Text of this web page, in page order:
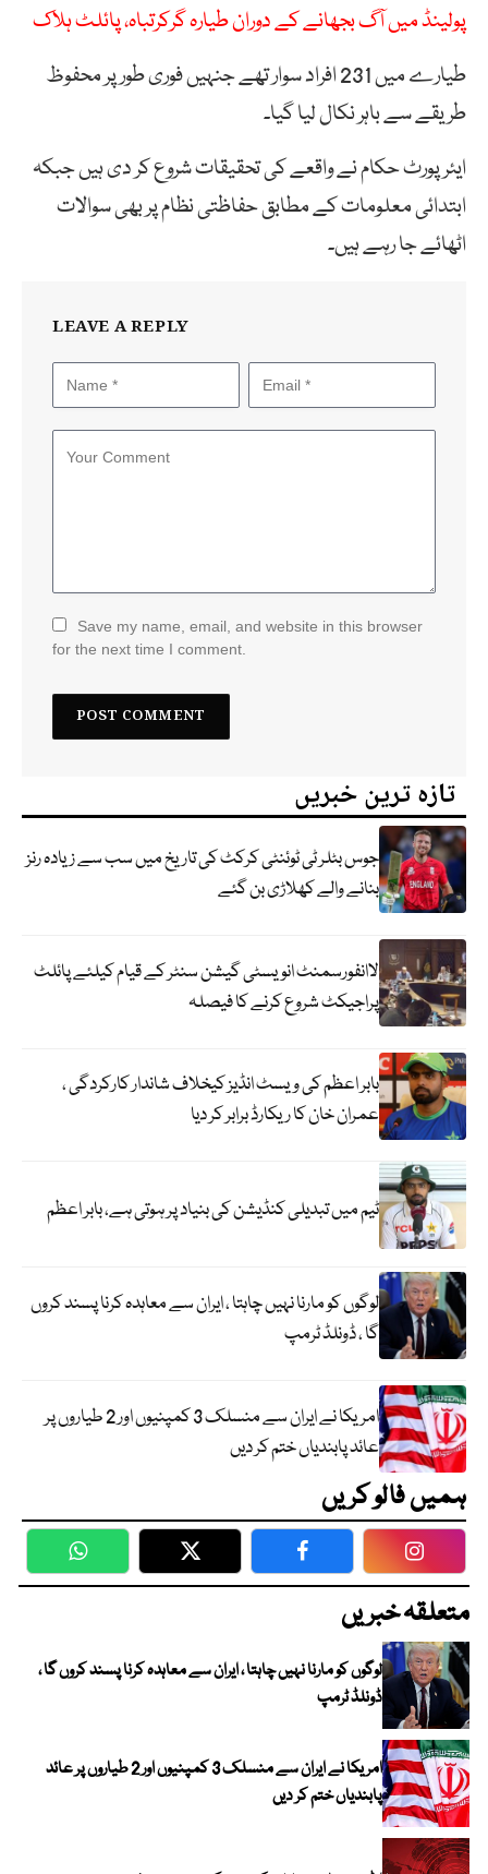
پولینڈ میں آگ بجھانے کے دوران طیارہ گرکرتباہ، پائلٹ ہلاک
طیارے میں 231 افراد سوار تھے جنہیں فوری طور پر محفوظ
طریقے سے باہر نکال لیا گیا۔
ایئرپورٹ حکام نے واقعے کی تحقیقات شروع کر دی ہیں جبکہ
ابتدائی معلومات کے مطابق حفاظتی نظام پر بھی سوالات
اٹھائے جا رہے ہیں۔
LEAVE A REPLY
Save my name, email, and website in this browser
for the next time I comment.
تازہ ترین خبریں
جوس بٹلر ٹی ٹوئنٹی کرکٹ کی تاریخ میں سب سے زیادہ رنز
بنانے والے کھلاڑی بن گئے
لاانفورسمنٹ انویسٹی گیشن سنٹر کے قیام کیلئے پائلٹ
پراجیکٹ شروع کرنے کا فیصلہ
بابر اعظم کی ویسٹ انڈیز کیخلاف شاندار کارکردگی ،
عمران خان کا ریکارڈ برابر کر دیا
ٹیم میں تبدیلی کنڈیشن کی بنیاد پر ہوتی ہے، بابر اعظم
لوگوں کو مارنا نہیں چاہتا ، ایران سے معاہدہ کرنا پسند کروں
گا ، ڈونلڈ ٹرمپ
امریکا نے ایران سے منسلک 3 کمپنیوں اور 2 طیاروں پر
عائد پابندیاں ختم کر دیں
ہمیں فالو کریں
WhatsApp Twitter Facebook
متعلقہ خبریں
لوگوں کو مارنا نہیں چاہتا ، ایران سے معاہدہ کرنا پسند کروں گا ،
ڈونلڈ ٹرمپ
امریکا نے ایران سے منسلک 3 کمپنیوں اور 2 طیاروں پر عائد
پابندیاں ختم کر دیں